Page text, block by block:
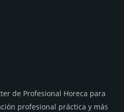
de Profesional Horeca para
profesional práctica y más